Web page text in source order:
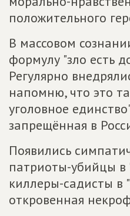
положительного
В массовом
формулу "зло есть
Регулярно
напомню, что это
уголовное
запрещённая в
Появились
патриоты-убийцы в
киллеры-садисты в
откровенная